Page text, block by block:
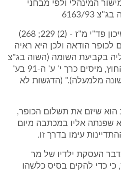
המינהלי ולפי מבחני
93
איזנברג נ' שר הבינוי והשיכון פד"י מ"ז - (2) 229; 268)
הודאה ולכן היא ראיה
בקביעת השומה (השוה בג"צ
194/93 גונן שגב נ' שר החוץ, מיסים כרך י' ע' ה-91 בע'
שורה ראשונה מלמעלה)." (הדגשות לא
הוא שיזם את תשלום הכופר,
שפנתה אליו במכתבה מיום
העסקת ילדיו של מר
כי כדי להקים בסיס כלשהו